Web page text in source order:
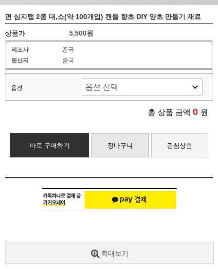
면 심지탭 2종 대,소(약 100개입) 캔들 향초 DIY 양초 만들기 재료
상품가 5,500원
제조사
중국
원산지
중국
옵션
총 상품 금액 0 원
바로 구매하기 장바구니 관심상품
확대보기